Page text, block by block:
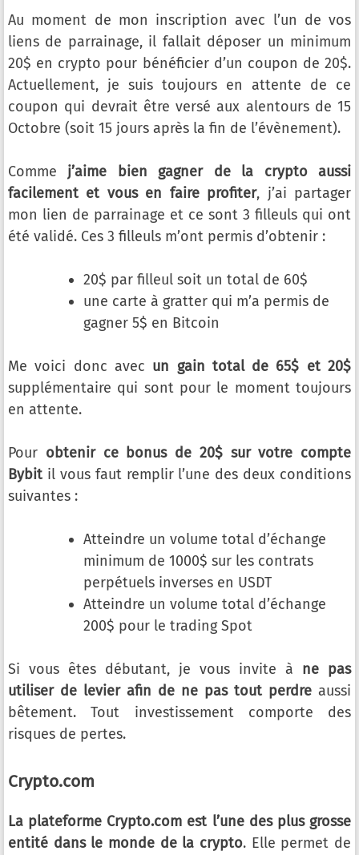
Au moment de mon inscription avec l’un de vos
liens de parrainage, il fallait déposer un minimum
20$ en crypto pour bénéficier d’un coupon de 20$.
Actuellement, je suis toujours en attente de ce
coupon qui devrait être versé aux alentours de 15
Octobre (soit 15 jours après la fin de l’évènement).
Comme j’aime bien gagner de la crypto aussi
facilement et vous en faire profiter, j’ai partager
mon lien de parrainage et ce sont 3 filleuls qui ont
été validé. Ces 3 filleuls m’ont permis d’obtenir :
20$ par filleul soit un total de 60$
une carte à gratter qui m’a permis de
gagner 5$ en Bitcoin
Me voici donc avec un gain total de 65$ et 20$
supplémentaire qui sont pour le moment toujours
en attente.
Pour obtenir ce bonus de 20$ sur votre compte
Bybit il vous faut remplir l’une des deux conditions
suivantes :
Atteindre un volume total d’échange
minimum de 1000$ sur les contrats
perpétuels inverses en USDT
Atteindre un volume total d’échange
200$ pour le trading Spot
Si vous êtes débutant, je vous invite à ne pas
utiliser de levier afin de ne pas tout perdre aussi
bêtement. Tout investissement comporte des
risques de pertes.
Crypto.com
La plateforme Crypto.com est l’une des plus grosse
entité dans le monde de la crypto. Elle permet de